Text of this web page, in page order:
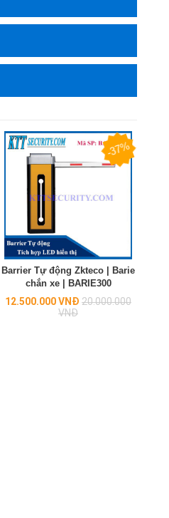
-37%
Barrier Tự động Zkteco | Barie
chắn xe | BARIE300
12.500.000 VNĐ Regular
20.000.000
VNĐ